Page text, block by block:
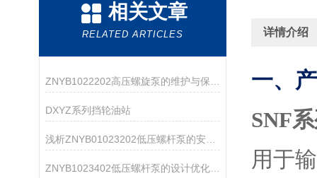
相关文章
RELATED ARTICLES
DXYZ系列挡轮油站
浅析ZNYB01023202低压螺杆泵的安装注意事项
ZNYB1023402低压螺杆泵的设计优化与改进
详情介绍
一、
SNF
用于